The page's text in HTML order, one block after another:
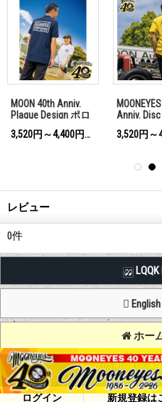
ログイン 新規登録は
MOON 40th Anniv.
Plaque Design ポロ
3,520円～4,400円
(税込)
Anniv.
レビュー
0件
LQQK
ホー
Copyright (C) MOON OF